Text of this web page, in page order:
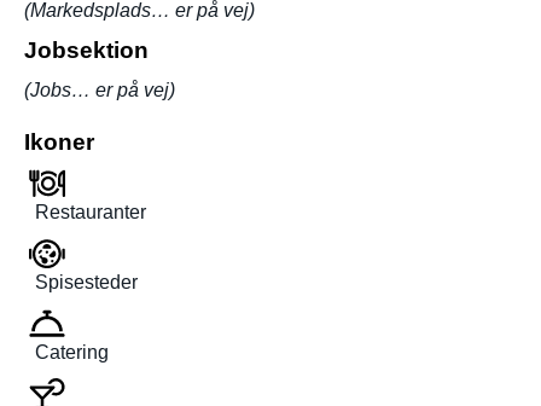
(Markedsplads… er på vej)
Jobsektion
(Jobs… er på vej)
Ikoner
Restauranter
Spisesteder
Catering